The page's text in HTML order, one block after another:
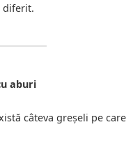
diferit.
aburi
câteva greșeli pe care